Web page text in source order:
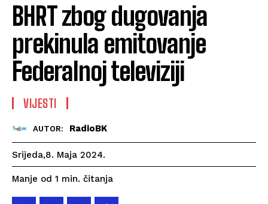
BHRT zbog dugovanja
prekinula emitovanje
Federalnoj televiziji
VIJESTI
AUTOR: RadioBK
Srijeda,8. Maja 2024.
Manje od 1 min. čitanja